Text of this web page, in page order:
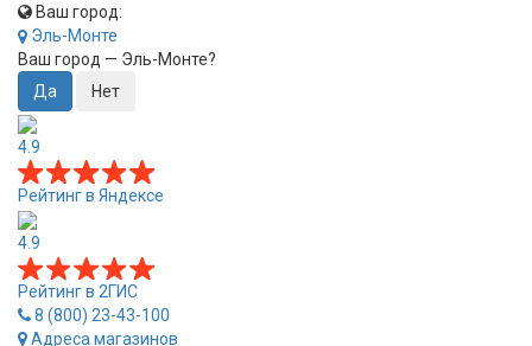
Ваш город:
Эль-Монте
Ваш город — Эль-Монте?
4.9
Рейтинг в Яндексе
4.9
Рейтинг в 2ГИС
8 (800) 23-43-100
Адреса магазинов